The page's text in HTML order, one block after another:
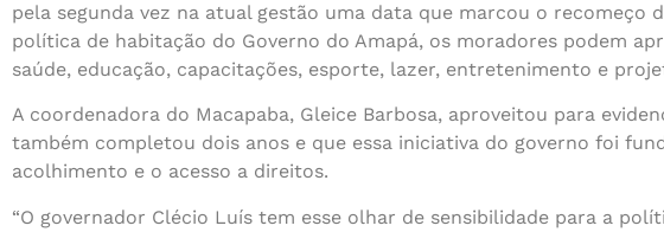
pela segunda vez na atual gestão uma data que marcou o recomeço
política de habitação do Governo do Amapá, os moradores podem
saúde, educação, capacitações, esporte, lazer, entretenimento e
A coordenadora do Macapaba, Gleice Barbosa, aproveitou para
também completou dois anos e que essa iniciativa do governo foi
acolhimento e o acesso a direitos.
“O governador Clécio Luís tem esse olhar de sensibilidade para a